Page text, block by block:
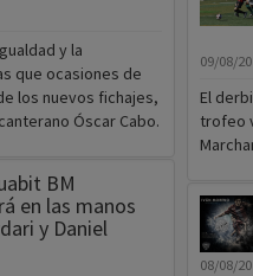
y la
que ocasiones de
los nuevos fichajes,
Óscar Cabo.
BM
en las manos
y Daniel
09/08/
El
trofeo
08/08/